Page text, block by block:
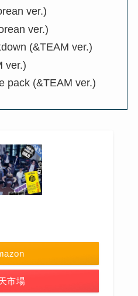
ver.)
ver.)
(&TEAM ver.)
ver.)
pack (&TEAM ver.)
市場